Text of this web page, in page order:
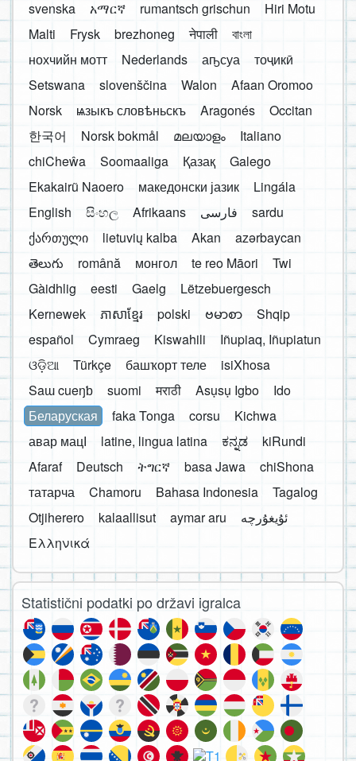
svenska አማርኛ rumantsch grischun
Hiri Motu
Malti
Frysk brezhoneg नेपाली
বাংলা
нохчийн мотт
Nederlands аҧсуа
тоҷикӣ
Setswana
slovenščina Walon
Afaan Oromoo
Norsk
ѩзыкъ словѣньскъ Aragonés
Occitan
한국어
Norsk bokmål മലയാളം
Italiano
chiCheŵa
Soomaaliga Қазақ
Galego
Ekakairũ Naoero
македонски јазик
Lingála
English
සිංහල Afrikaans فارسی
sardu
ქართული
lietuvių kalba Akan
azərbaycan
తెలుగు
română монгол te reo Māori
Twi
Gàidhlig
eesti Gaelg
Lëtzebuergesch
Kernewek
ភាសាខ្មែរ polski ဗမာစာ
Shqip
español
Cymraeg Kiswahili
Iñupiaq, Iñupiatun
ଓଡ଼ିଆ
Türkçe башҡорт теле
isiXhosa
Saɯ cueŋƅ
suomi मराठी Asụsụ Igbo
Ido
Беларуская
faka Tonga corsu
Kichwa
авар мацӀ
latine, lingua latina ಕನ್ನಡ
kiRundi
Afaraf
Deutsch ትግርኛ basa Jawa
chiShona
татарча
Chamoru Bahasa Indonesia
Tagalog
Otjiherero
kalaallisut aymar aru
Ελληνικά
Statistični podatki po državi igralca